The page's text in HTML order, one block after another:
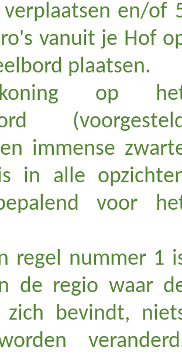
verplaatsen en/of
vanuit je Hof
plaatsen.
op
immense
in alle
voor
regel nummer 1
de regio waar
zich bevindt,